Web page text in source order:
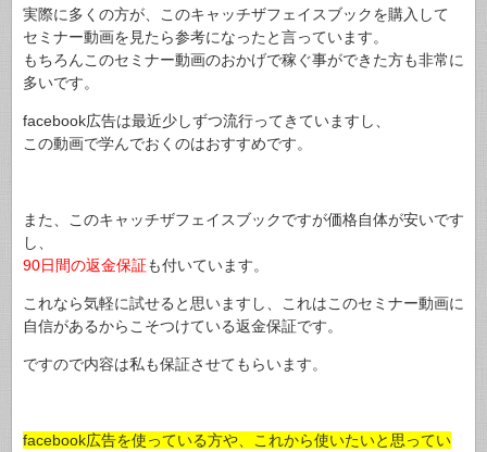
実際に多くの方が、このキャッチザフェイスブックを購入して
セミナー動画を見たら参考になったと言っています。
もちろんこのセミナー動画のおかげで稼ぐ事ができた方も非常に
多いです。
facebook広告は最近少しずつ流行ってきていますし、
この動画で学んでおくのはおすすめです。
また、このキャッチザフェイスブックですが価格自体が安いです
し、
90日間の返金保証も付いています。
これなら気軽に試せると思いますし、これはこのセミナー動画に
自信があるからこそつけている返金保証です。
ですので内容は私も保証させてもらいます。
facebook広告を使っている方や、これから使いたいと思ってい